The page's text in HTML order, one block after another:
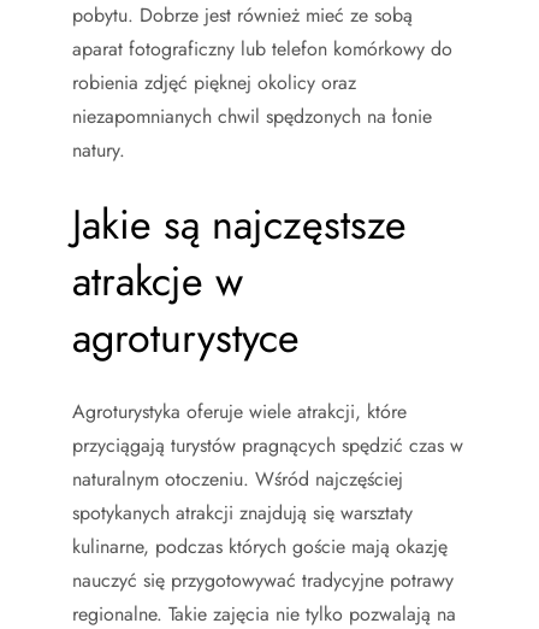
pobytu. Dobrze jest również mieć ze sobą
aparat fotograficzny lub telefon komórkowy do
robienia zdjęć pięknej okolicy oraz
niezapomnianych chwil spędzonych na łonie
natury.
Jakie są najczęstsze
atrakcje w
agroturystyce
Agroturystyka oferuje wiele atrakcji, które
przyciągają turystów pragnących spędzić czas w
naturalnym otoczeniu. Wśród najczęściej
spotykanych atrakcji znajdują się warsztaty
kulinarne, podczas których goście mają okazję
nauczyć się przygotowywać tradycyjne potrawy
regionalne. Takie zajęcia nie tylko pozwalają na